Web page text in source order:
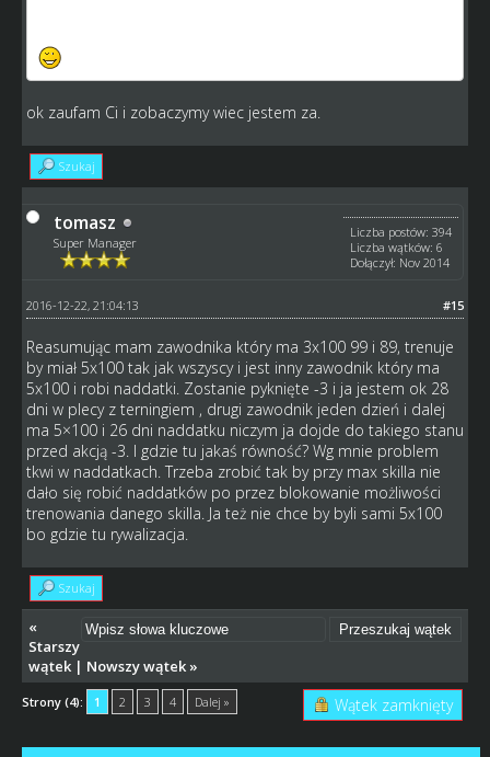
ok zaufam Ci i zobaczymy wiec jestem za.
Szukaj
tomasz
Super Manager
Liczba postów: 394
Liczba wątków: 6
Dołączył: Nov 2014
#15
2016-12-22, 21:04:13
Reasumując mam zawodnika który ma 3x100 99 i 89, trenuje
by miał 5x100 tak jak wszyscy i jest inny zawodnik który ma
5x100 i robi naddatki. Zostanie pyknięte -3 i ja jestem ok 28
dni w plecy z terningiem , drugi zawodnik jeden dzień i dalej
ma 5×100 i 26 dni naddatku niczym ja dojde do takiego stanu
przed akcją -3. I gdzie tu jakaś równość? Wg mnie problem
tkwi w naddatkach. Trzeba zrobić tak by przy max skilla nie
dało się robić naddatków po przez blokowanie możliwości
trenowania danego skilla. Ja też nie chce by byli sami 5x100
bo gdzie tu rywalizacja.
Szukaj
«
Starszy
wątek| Nowszy wątek»
Strony (4): 1 2 3 4 Dalej » Wątek zamknięty